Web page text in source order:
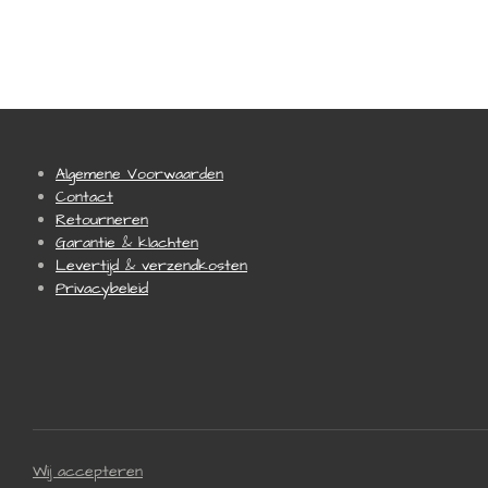
Algemene Voorwaarden
Contact
Retourneren
Garantie & klachten
Levertijd & verzendkosten
Privacybeleid
Wij accepteren